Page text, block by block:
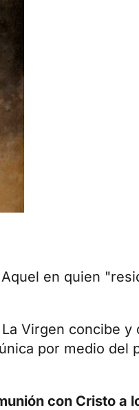
en quien
La Virgen concibe y
por medio del
con Cristo a